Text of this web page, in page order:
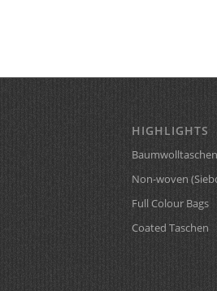
HIGHLIGHTS
Baumwolltaschen
Non-woven
Full Colour Bags
Coated Taschen